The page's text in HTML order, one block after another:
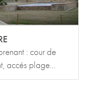
: cour de
accés plage...